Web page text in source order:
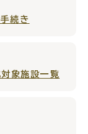
続き
象施設一覧